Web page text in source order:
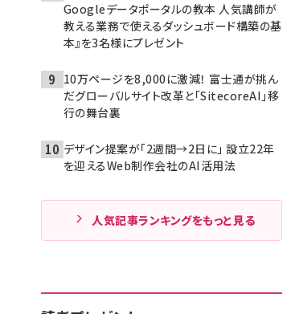
Googleデータポータルの教本 人気講師が
教える業務で使えるダッシュボード構築の基
本』を3名様にプレゼント
10万ページを8,000に激減！ 富士通が挑ん
だグローバルサイト改革と「SitecoreAI」移
行の舞台裏
デザイン提案が「2週間→2日に」 設立22年
を迎えるWeb制作会社のAI活用法
人気記事ランキングをもっと見る